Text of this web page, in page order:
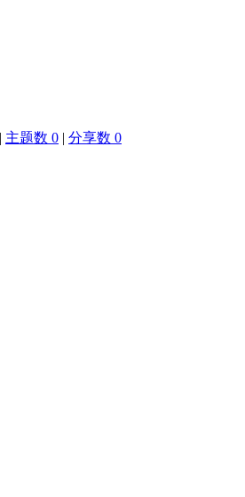
| 主题数 0 | 分享数 0